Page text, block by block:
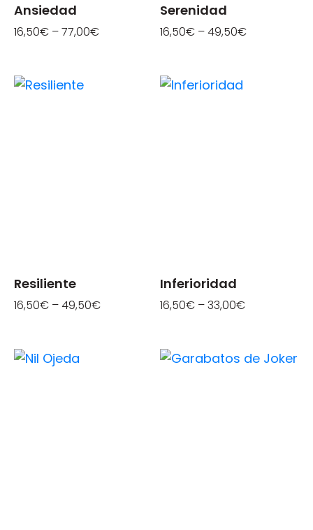
Ansiedad
16,50€ –77,00€
Serenidad
16,50€ –49,50€
Resiliente
16,50€ –49,50€
Inferioridad
16,50€ –33,00€